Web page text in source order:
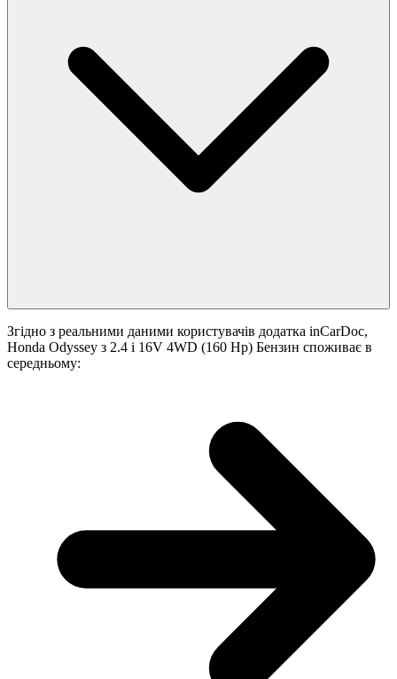
Згідно з реальними даними користувачів додатка inCarDoc,
Honda Odyssey з 2.4 i 16V 4WD (160 Hp) Бензин споживає в
середньому: